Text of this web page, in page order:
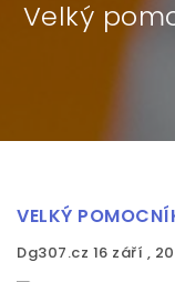
Velký
VELKÝ
Dg307.cz 16 září ,